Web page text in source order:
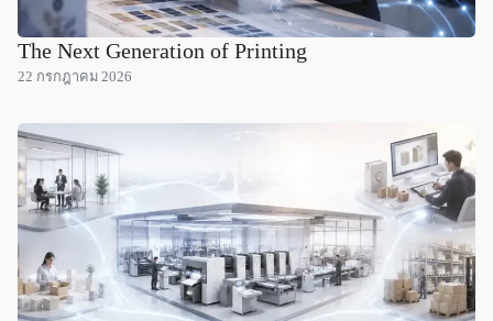
The Next Generation of Printing
22 กรกฎาคม 2026